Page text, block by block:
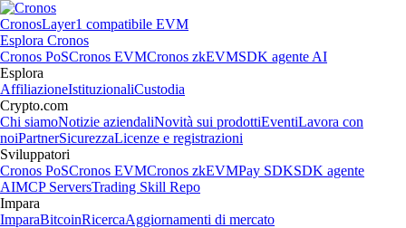
CronosLayer1 compatibile EVM
Esplora Cronos
Cronos PoSCronos EVMCronos zkEVMSDK agente AI
Esplora
AffiliazioneIstituzionaliCustodia
Crypto.com
Chi siamoNotizie aziendaliNovità sui prodottiEventiLavora con
noiPartnerSicurezzaLicenze e registrazioni
Sviluppatori
Cronos PoSCronos EVMCronos zkEVMPay SDKSDK agente
AIMCP ServersTrading Skill Repo
Impara
ImparaBitcoinRicercaAggiornamenti di mercato